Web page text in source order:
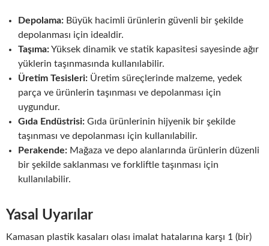
Depolama: Büyük hacimli ürünlerin güvenli bir şekilde
depolanması için idealdir.
Taşıma:Yüksek dinamik ve statik kapasitesi sayesinde ağır
yüklerin taşınmasında kullanılabilir.
Üretim Tesisleri: Üretim süreçlerinde malzeme, yedek
parça ve ürünlerin taşınması ve depolanması için
uygundur.
Gıda Endüstrisi: Gıda ürünlerinin hijyenik bir şekilde
taşınması ve depolanması için kullanılabilir.
Perakende: Mağaza ve depo alanlarında ürünlerin düzenli
bir şekilde saklanması ve forkliftle taşınması için
kullanılabilir.
Yasal Uyarılar
Kamasan plastik kasaları olası imalat hatalarına karşı 1 (bir)